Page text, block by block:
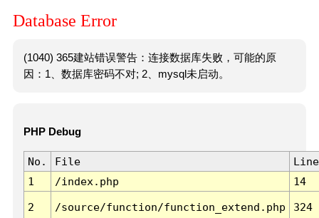
Database Error
(1040) 365建站错误警告：连接数据库失败，可能的原
因：1、数据库密码不对; 2、mysql未启动。
PHP Debug
No. File
Line
1
/index.php 14
2 /source/function/function_extend.php 324